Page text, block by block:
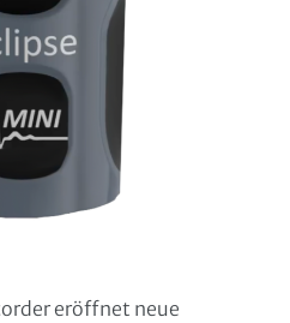
eröffnet neue